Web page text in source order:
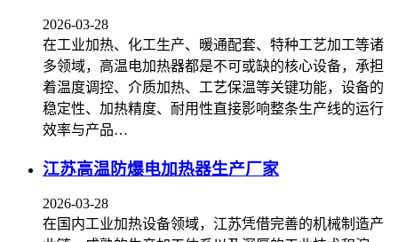
2026-03-28
在工业加热、化工生产、暖通配套、特种工艺加工等诸
多领域，高温电加热器都是不可或缺的核心设备，承担
着温度调控、介质加热、工艺保温等关键功能，设备的
稳定性、加热精度、耐用性直接影响整条生产线的运行
效率与产品…
江苏高温防爆电加热器生产厂家
2026-03-28
在国内工业加热设备领域，江苏凭借完善的机械制造产